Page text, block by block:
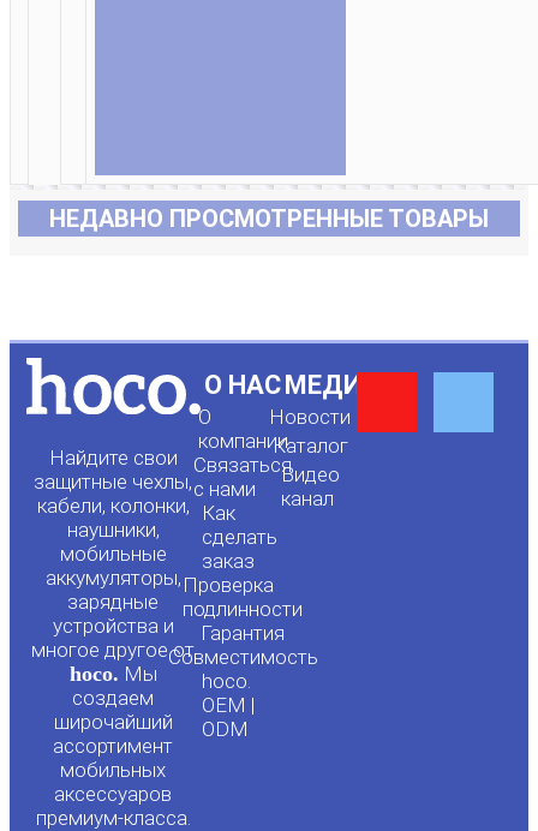
НЕДАВНО ПРОСМОТРЕННЫЕ ТОВАРЫ
Найдите свои
защитные чехлы,
кабели, колонки,
наушники,
мобильные
аккумуляторы,
зарядные
устройства и
многое другое от
hoco. Мы
создаем
широчайший
ассортимент
мобильных
аксессуаров
премиум-класса.
О НАС
О
компании
Связаться
с нами
Как
сделать
заказ
Проверка
подлинности
Гарантия
Совместимость
hoco.
OEM |
ODM
МЕДИА
Новости
Каталог
Видео
канал